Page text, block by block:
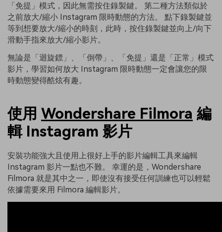
「免提」模式，因此無需按住錄製鍵。 第二種方法類似於
之前放大/縮小 Instagram 限時動態的方法。 點下錄製鍵並
等到想要放大/縮小的時刻，此時，按住錄製鍵並向上/向下
滑動手指來放大/縮小影片。
無論是「迴旋鏢」、「倒帶」、「免提」還是「正常」模式
影片，學習如何放大 Instagram 限時動態一定會讓您的限
時動態變得酷炫有趣。
使用 Wondershare Filmora 編
輯 Instagram 影片
安裝功能強大且使用上很好上手的影片編輯工具來編輯
Instagram 影片一點也不難。 幸運的是，Wondershare
Filmora 就是其中之一，即使沒有接受任何訓練也可以輕鬆
依據需要來用 Filmora 編輯影片。